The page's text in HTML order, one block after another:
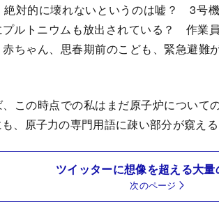
対的に壊れないというのは嘘？ 3号
ルトニウムも放出されている？ 作業
ちゃん、思春期前のこども、緊急避
この時点での私はまだ原子炉について
、原子力の専門用語に疎い部分が窺える
ツイッターに想像を超える大
次のページ